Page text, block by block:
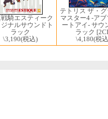
騎エスティーク
ナルサウンドト
ラック
\3,190(税込)
テトリス ザ・
マスター4 -ア
ートアイ- サウ
ラック
\4,180(税